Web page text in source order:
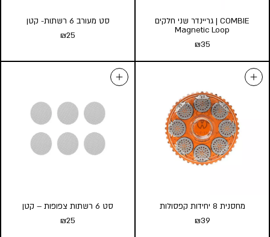
COMBIE | גריינדר שני חלקים
Magnetic Loop
₪35
Magnetic Loop
₪35
הוספה לסל
סט מעורב 6 רשתות- קטן
₪25
סט מעורב 6 רשתות- קטן
הוספה לסל
מחסנית 8 יחידות קפסולות
₪39
סט 6 רשתות צפופות – קטן
₪25